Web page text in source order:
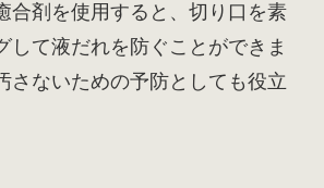
合剤を使用すると、切り口を素
して液だれを防ぐことができま
さないための予防としても役立